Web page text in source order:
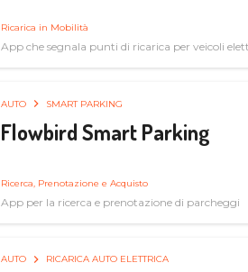
Ricarica in Mobilità
App che segnala punti di ricarica per veicoli
AUTO SMART PARKING
Flowbird Smart Parking
Ricerca, Prenotazione e Acquisto
App per la ricerca e prenotazione di parcheggi
AUTO RICARICA AUTO ELETTRICA